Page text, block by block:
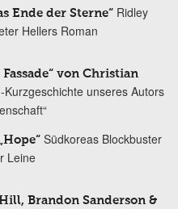
Ende der Sterne“ Ridley
Hellers Roman
von Christian
Kurzgeschichte unseres Autors
Südkoreas Blockbuster
Leine
Brandon Sanderson &